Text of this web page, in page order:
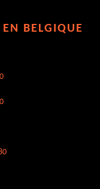
BELGIQUE